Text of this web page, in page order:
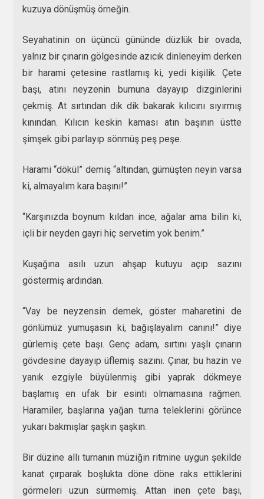
kuzuya dönüşmüş örneğin.
Seyahatinin on üçüncü gününde düzlük bir ovada,
yalnız bir çınarın gölgesinde azıcık dinleneyim derken
bir harami çetesine rastlamış ki, yedi kişilik. Çete
başı, atını neyzenin burnuna dayayıp dizginlerini
çekmiş. At sırtından dik dik bakarak kılıcını sıyırmış
kınından. Kılıcın keskin kaması atın başının üstte
şimşek gibi parlayıp sönmüş peş peşe.
Harami “dökül” demiş “altından, gümüşten neyin varsa
ki, almayalım kara başını!”
“Karşınızda boynum kıldan ince, ağalar ama bilin ki,
içli bir neyden gayri hiç servetim yok benim.”
Kuşağına asılı uzun ahşap kutuyu açıp sazını
göstermiş ardından.
“Vay be neyzensin demek, göster maharetini de
gönlümüz yumuşasın ki, bağışlayalım canını!” diye
gürlemiş çete başı. Genç adam, sırtını yaşlı çınarın
gövdesine dayayıp üflemiş sazını. Çınar, bu hazin ve
yanık ezgiyle büyülenmiş gibi yaprak dökmeye
başlamış en ufak bir esinti olmamasına rağmen.
Haramiler, başlarına yağan turna teleklerini görünce
yukarı bakmışlar şaşkın şaşkın.
Bir düzine allı turnanın müziğin ritmine uygun şekilde
kanat çırparak boşlukta döne döne raks ettiklerini
görmeleri uzun sürmemiş. Attan inen çete başı,